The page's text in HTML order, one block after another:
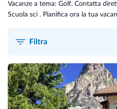
Vacanze a tema: Golf. Contatta
Scuola sci . Pianifica ora la tua
Filtra